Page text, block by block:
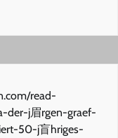
read-
der-j眉rgen-graef-
50-j盲hriges-